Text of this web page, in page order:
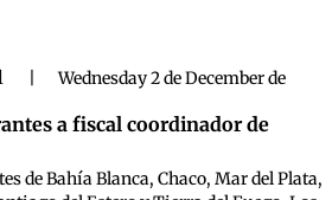
Wednesday 2 de December de
a fiscal coordinador de
de Bahía Blanca, Chaco, Mar del Plata,